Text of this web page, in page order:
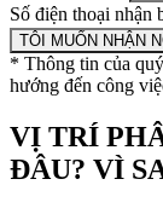
Số điện thoại nhận
TÔI MUỐN NHẬN
* Thông tin của
hướng đến công
VỊ TRÍ
ĐÂU? VÌ